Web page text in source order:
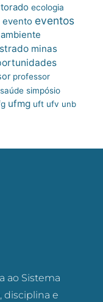
ecologia
evento eventos
minas
professor
saúde simpósio
ufmg uft ufv unb
ao Sistema
disciplina e